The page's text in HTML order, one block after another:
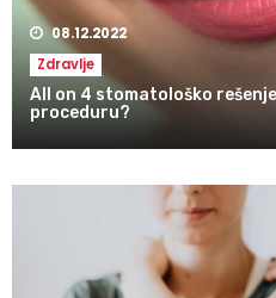
08.12.2022
Zdravlje
All on 4 stomatološko
proceduru?